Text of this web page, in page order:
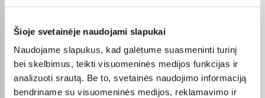
Šioje svetainėje naudojami slapukai
Naudojame slapukus, kad galėtume suasmeninti turinį
bei skelbimus, teikti visuomeninės medijos funkcijas ir
analizuoti srautą. Be to, svetainės naudojimo informaciją
bendriname su visuomeninės medijos, reklamavimo ir
būtų lengviau išsirinkti geriausiai jūsų poreikius atitinkantį
Papildomi pasirinkimai ir prekių savybių filtrai padeda patogiai
susiaurinti asortimentą ir greičiau rasti tinkamą prekę.
Peržiūrėkite „ANIANPlaukų dažai“ pasiūlymus BIGBOX.LT,
palyginkite prekes ir pirkite internetu patogiai. Pasirinktą
prekę pristatysime per jos aprašyme nurodytą terminą.